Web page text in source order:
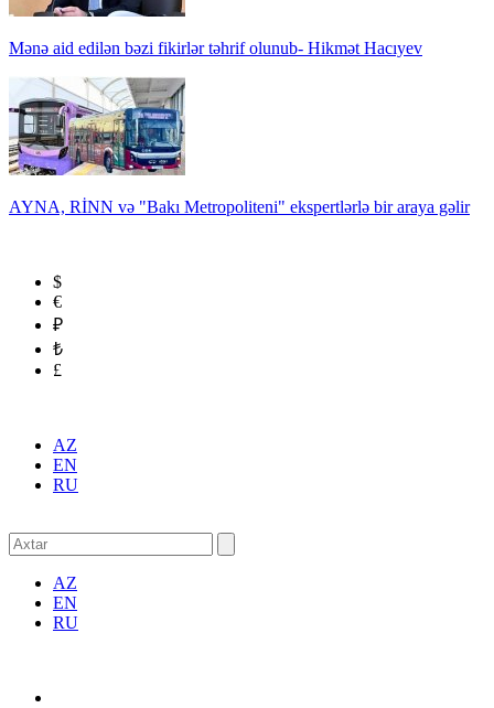
Mənə aid edilən bəzi fikirlər təhrif olunub- Hikmət Hacıyev
AYNA, RİNN və "Bakı Metropoliteni" ekspertlərlə bir araya gəlir
$
€
₽
₺
£
AZ
EN
RU
AZ
EN
RU